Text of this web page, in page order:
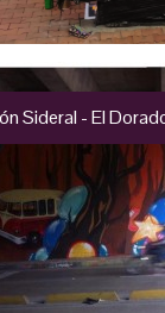
Sideral - El